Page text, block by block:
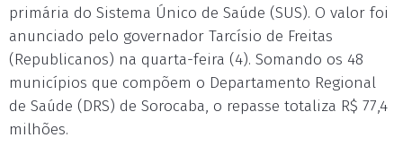
primária do Sistema Único de Saúde (SUS). O valor foi
anunciado pelo governador Tarcísio de Freitas
(Republicanos) na quarta-feira (4). Somando os 48
municípios que compõem o Departamento Regional
de Saúde (DRS) de Sorocaba, o repasse totaliza R$ 77,4
milhões.